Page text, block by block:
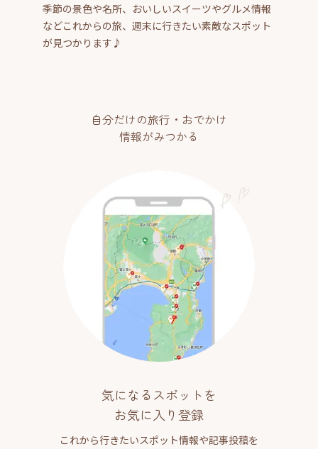
季節の景色や名所、おいしいスイーツやグルメ情報
などこれからの旅、週末に行きたい素敵なスポット
が見つかります♪
自分だけの旅行・おでかけ
情報がみつかる
気になるスポットを
お気に入り登録
これから行きたいスポット情報や記事投稿を